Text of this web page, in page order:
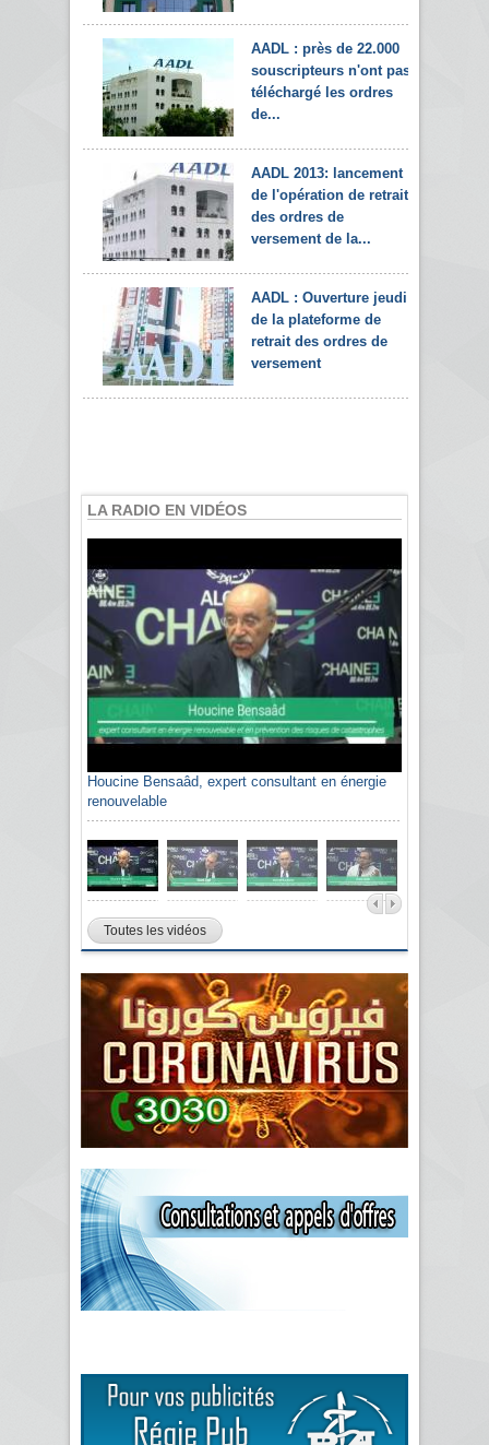
AADL : près de 22.000
souscripteurs n'ont pas
téléchargé les ordres
de...
AADL 2013: lancement
de l'opération de retrait
des ordres de
versement de la...
AADL : Ouverture jeudi
de la plateforme de
retrait des ordres de
versement
LA RADIO EN VIDÉOS
Houcine Bensaâd, expert consultant en énergie
renouvelable
Sami Agli, président de la Confédération
algérienne du patronat citoyen CAPC
Toutes les vidéos